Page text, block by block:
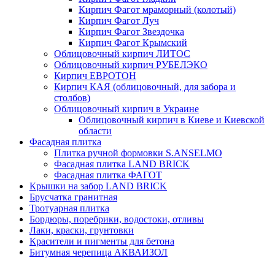
Кирпич Фагот мраморный (колотый)
Кирпич Фагот Луч
Кирпич Фагот Звездочка
Кирпич Фагот Крымский
Облицовочный кирпич ЛИТОС
Облицовочный кирпич РУБЕЛЭКО
Кирпич ЕВРОТОН
Кирпич КАЯ (облицовочный, для забора и
столбов)
Облицовочный кирпич в Украине
Облицовочный кирпич в Киеве и Киевской
области
Фасадная плитка
Плитка ручной формовки S.ANSELMO
Фасадная плитка LAND BRICK
Фасадная плитка ФАГОТ
Крышки на забор LAND BRICK
Брусчатка гранитная
Тротуарная плитка
Бордюры, поребрики, водостоки, отливы
Лаки, краски, грунтовки
Красители и пигменты для бетона
Битумная черепица АКВАИЗОЛ